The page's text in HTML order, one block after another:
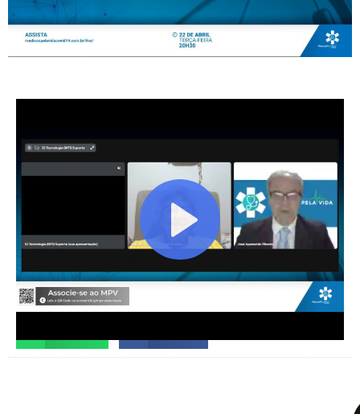
Facebook